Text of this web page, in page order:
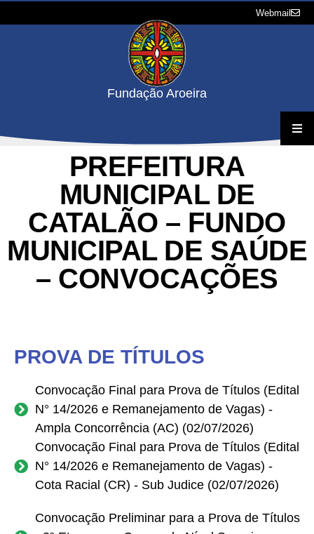
Webmail
Fundação Aroeira
A Fundação
Concursos e Processos Seletivos
Downloads
PREFEITURA
MUNICIPAL DE
CATALÃO – FUNDO
MUNICIPAL DE SAÚDE
– CONVOCAÇÕES
PROVA DE TÍTULOS
Convocação Final para Prova de Títulos (Edital
N° 14/2026 e Remanejamento de Vagas) -
Ampla Concorrência (AC) (02/07/2026)
Convocação Final para Prova de Títulos (Edital
N° 14/2026 e Remanejamento de Vagas) -
Cota Racial (CR) - Sub Judice (02/07/2026)
Convocação Preliminar para a Prova de Títulos